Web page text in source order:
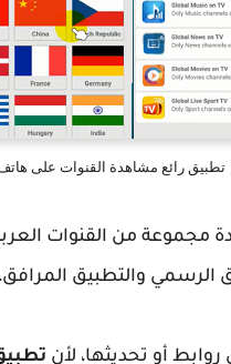
تطبيق رائع مشاهدة القنوات على
الرسمي والتطبيق
أو تحديثها، لأن